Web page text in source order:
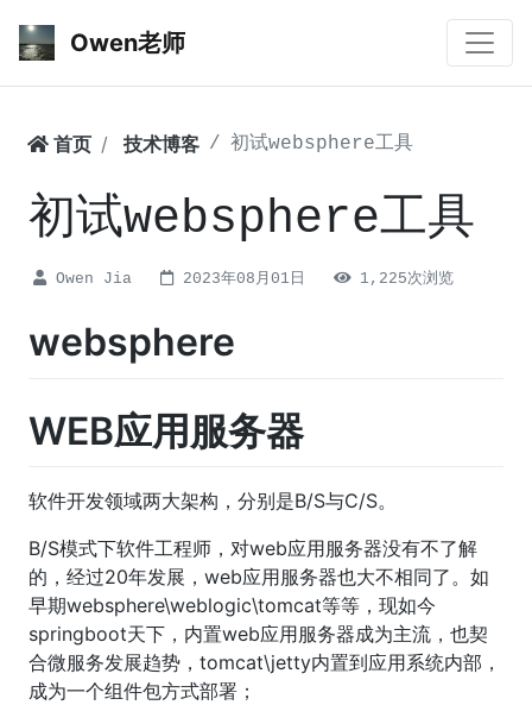
Owen老师
首页 技术博客 初试websphere工具
初试websphere工具
Owen Jia 2023年08月01日 1,225次浏览
websphere
WEB应用服务器
软件开发领域两大架构，分别是B/S与C/S。
B/S模式下软件工程师，对web应用服务器没有不了解
的，经过20年发展，web应用服务器也大不相同了。如
早期websphere\weblogic\tomcat等等，现如今
springboot天下，内置web应用服务器成为主流，也契
合微服务发展趋势，tomcat\jetty内置到应用系统内部，
成为一个组件包方式部署；